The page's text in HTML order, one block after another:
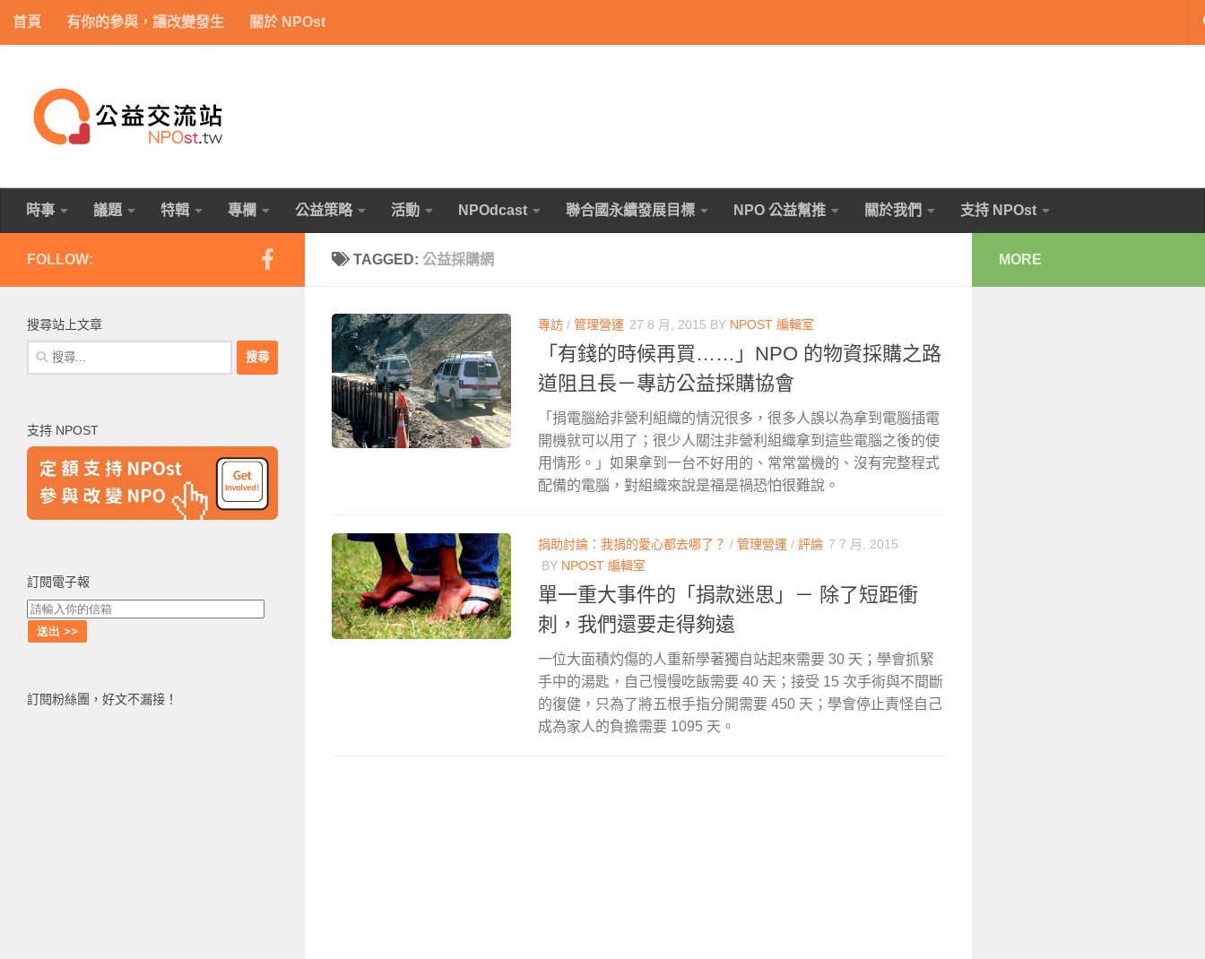
Skip to content
首頁 有你的參與，讓改變發生 關於 NPOst
時事 議題 特輯 專欄 公益策略 活動 NPOdcast 聯合國永續發展目標 NPO 公益幫推 關於我們 支持 NPOst
TAGGED: 公益採購網
專訪 / 管理營運 27 8 月, 2015 BY NPOST 編輯室
「有錢的時候再買……」NPO 的物資採購之路
道阻且長－專訪公益採購協會
「捐電腦給非營利組織的情況很多，很多人誤以為拿到電腦插電
開機就可以用了；很少人關注非營利組織拿到這些電腦之後的使
用情形。」如果拿到一台不好用的、常常當機的、沒有完整程式
配備的電腦，對組織來說是福是禍恐怕很難說。
捐助討論：我捐的愛心都去哪了？ / 管理營運 / 評論 7 7 月, 2015
BY NPOST 編輯室
單一重大事件的「捐款迷思」－ 除了短距衝
刺，我們還要走得夠遠
一位大面積灼傷的人重新學著獨自站起來需要 30 天；學會抓緊
手中的湯匙，自己慢慢吃飯需要 40 天；接受 15 次手術與不間斷
的復健，只為了將五根手指分開需要 450 天；學會停止責怪自己
成為家人的負擔需要 1095 天。
FOLLOW:
搜尋站上文章
搜
尋
字:
支持 NPOST
訂閱電子報
訂閱粉絲團，好文不漏接！
MORE